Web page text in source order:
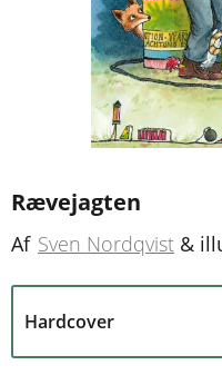
Rævejagten
Af Sven Nordqvist &
Hardcover